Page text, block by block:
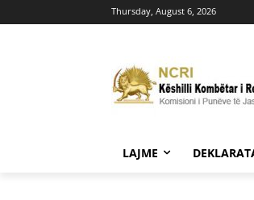
Thursday, August 6, 2026
LAJME